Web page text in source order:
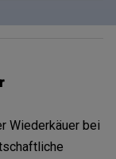
Wiederkäuer bei